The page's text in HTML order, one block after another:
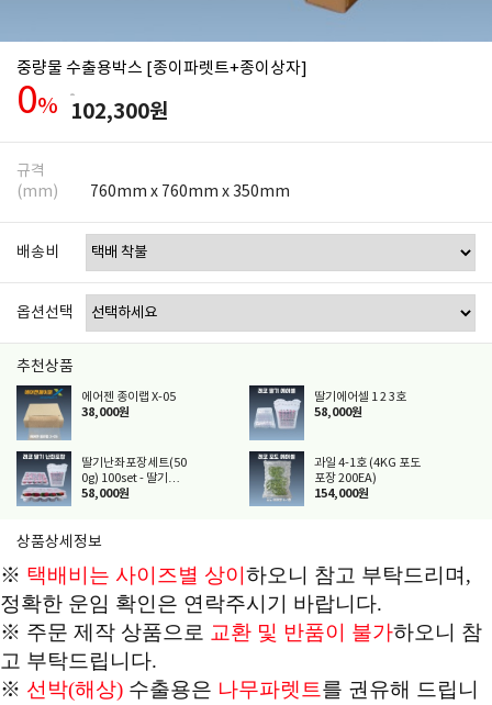
중량물 수출용박스 [종이파렛트+종이상자]
0%
-
102,300원
규격
(mm)
760mm x 760mm x 350mm
배송비
옵션선택
추천상품
에어젠 종이랩 X-05
38,000원
딸기에어셀 1 2 3호
58,000원
딸기난좌포장세트(50
0g) 100set - 딸기에
어셀별도판매
58,000원
과일 4-1호 (4KG 포도
포장 200EA)
154,000원
상품상세정보
※ 택배비는 사이즈별 상이 하오니 참고 부탁드리며,
정확한 운임 확인은 연락주시기 바랍니다.
※ 주문 제작 상품으로 교환 및 반품이 불가하오니 참
고 부탁드립니다.
※ 선박(해상) 수출용은 나무파렛트를 권유해 드립니